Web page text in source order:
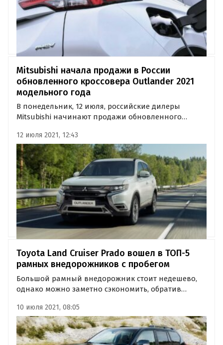
Mitsubishi начала продажи в России
обновленного кроссовера Outlander 2021
модельного года
В понедельник, 12 июля, российские дилеры
Mitsubishi начинают продажи обновленного
точечные изменения в экстерьере и интерьере,
предлагается в восьми комплектациях по цене от 1
889 000 рублей, пишут…
12 июля 2021, 12:43
Toyota Land Cruiser Prado вошел в ТОП-5
рамных внедорожников с пробегом
Большой рамный внедорожник стоит недешево,
однако можно заметно сэкономить, обратив
«Автоновости дня» рассказало о ТОП-5 рамных
внедорожников возрастом в три года, которые
стоит подыскать на «вторичке».
10 июля 2021, 08:05